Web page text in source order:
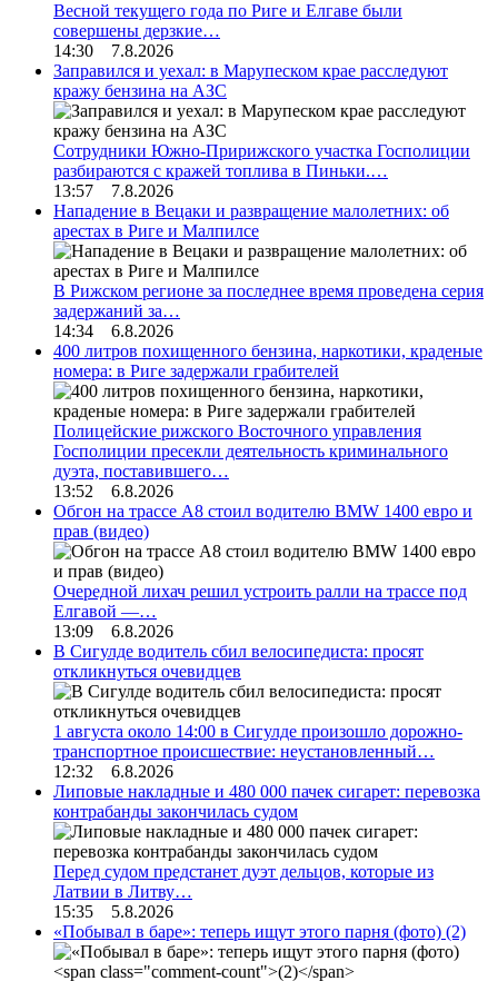
Весной текущего года по Риге и Елгаве были
совершены дерзкие…
14:30 7.8.2026
Заправился и уехал: в Марупеском крае расследуют
кражу бензина на АЗС
Сотрудники Южно-Пририжского участка Госполиции
разбираются с кражей топлива в Пиньки.…
13:57 7.8.2026
Нападение в Вецаки и развращение малолетних: об
арестах в Риге и Малпилсе
В Рижском регионе за последнее время проведена серия
задержаний за…
14:34 6.8.2026
400 литров похищенного бензина, наркотики, краденые
номера: в Риге задержали грабителей
Полицейские рижского Восточного управления
Госполиции пресекли деятельность криминального
дуэта, поставившего…
13:52 6.8.2026
Обгон на трассе А8 стоил водителю BMW 1400 евро и
прав (видео)
Очередной лихач решил устроить ралли на трассе под
Елгавой —…
13:09 6.8.2026
В Сигулде водитель сбил велосипедиста: просят
откликнуться очевидцев
1 августа около 14:00 в Сигулде произошло дорожно-
транспортное происшествие: неустановленный…
12:32 6.8.2026
Липовые накладные и 480 000 пачек сигарет: перевозка
контрабанды закончилась судом
Перед судом предстанет дуэт дельцов, которые из
Латвии в Литву…
15:35 5.8.2026
«Побывал в баре»: теперь ищут этого парня (фото) (2)